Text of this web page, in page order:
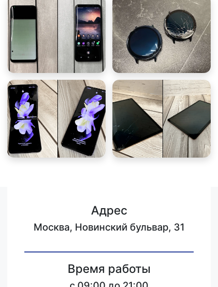
Адрес
Москва, Новинский бульвар, 31
Время работы